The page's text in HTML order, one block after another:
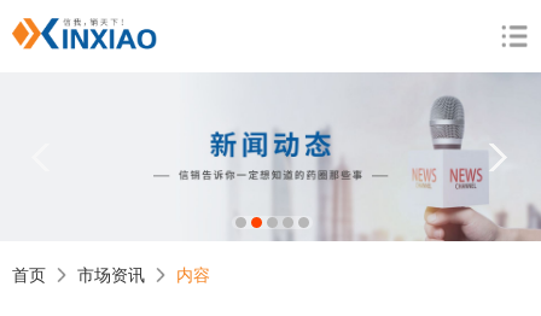
1 2 3 4 5
首页 市场资讯 内容